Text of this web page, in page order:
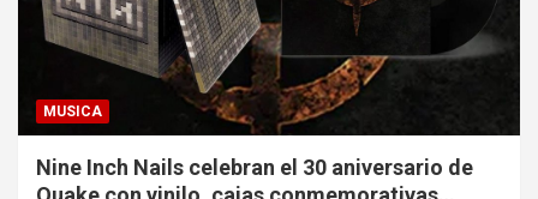
MUSICA
Nine Inch Nails celebran el 30 aniversario de